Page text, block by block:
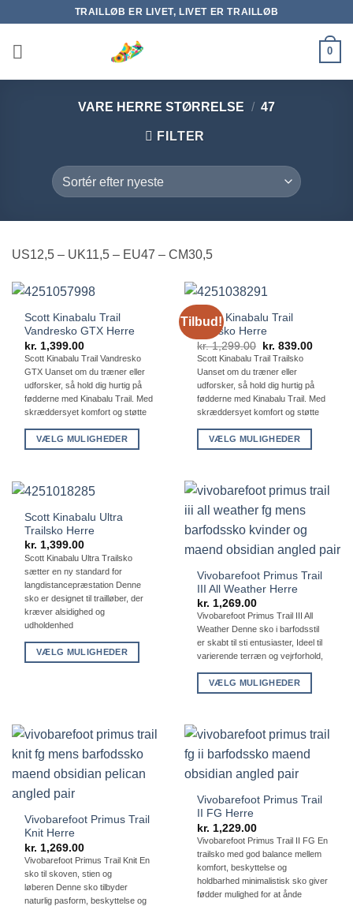
indhold
TRAILLØB ER LIVET, LIVET ER TRAILLØB
0
VARE HERRE STØRRELSE / 47
FILTER
US12,5 – UK11,5 – EU47 – CM30,5
Scott Kinabalu Trail
Vandresko GTX Herre
kr. 1,399.00
Scott Kinabalu Trail Vandresko
GTX Uanset om du træner eller
udforsker, så hold dig hurtig på
fødderne med Kinabalu Trail. Med
skræddersyet komfort og støtte
VÆLG MULIGHEDER
har
varianter.
Mulighederne
kan
vælges
på
varesiden
Tilbud!
Scott Kinabalu Trail
Trailsko Herre
kr.1,299.00 Den
oprindelige
var:
kr. 1,299.00.
kr. 839.00Den
kr.
Scott Kinabalu Trail Trailsko
Uanset om du træner eller
udforsker, så hold dig hurtig på
fødderne med Kinabalu Trail. Med
skræddersyet komfort og støtte
VÆLG MULIGHEDER
har
flere
varianter.
kan
vælges
på
varesiden
Scott Kinabalu Ultra
Trailsko Herre
kr. 1,399.00
Scott Kinabalu Ultra Trailsko
sætter en ny standard for
langdistancepræstation Denne
sko er designet til trailløber, der
kræver alsidighed og
udholdenhed
VÆLG MULIGHEDER
varianter.
Mulighederne
kan
vælges
på
varesiden
Vivobarefoot Primus Trail
III All Weather Herre
kr. 1,269.00
Vivobarefoot Primus Trail III All
Weather Denne sko i barfodsstil
er skabt til sti entusiaster, Ideel til
varierende terræn og vejrforhold,
VÆLG MULIGHEDER
har
flere
varianter.
Mulighederne
kan
vælges
på
varesiden
Vivobarefoot Primus Trail
Knit Herre
kr. 1,269.00
Vivobarefoot Primus Trail Knit En
sko til skoven, stien og
løberen Denne sko tilbyder
naturlig pasform, beskyttelse og
Vivobarefoot Primus Trail
II FG Herre
kr. 1,229.00
Vivobarefoot Primus Trail II FG En
trailsko med god balance mellem
komfort, beskyttelse og
holdbarhed minimalistisk sko giver
fødder mulighed for at ånde